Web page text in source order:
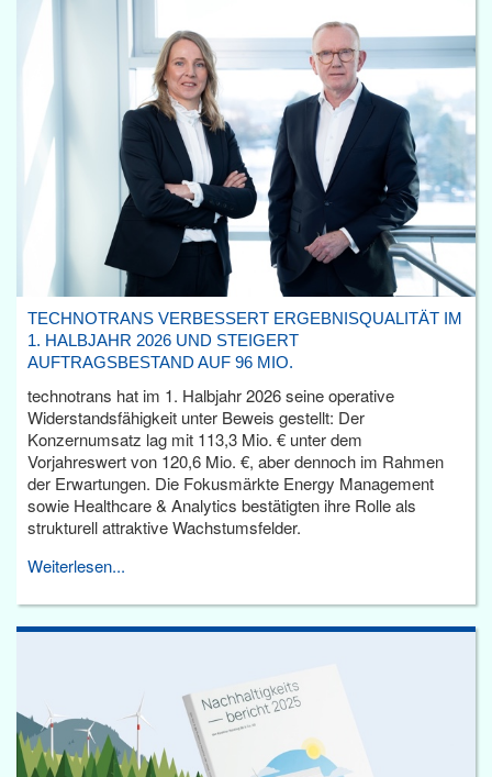
TECHNOTRANS VERBESSERT ERGEBNISQUALITÄT IM
1. HALBJAHR 2026 UND STEIGERT
AUFTRAGSBESTAND AUF 96 MIO.
technotrans hat im 1. Halbjahr 2026 seine operative
Widerstandsfähigkeit unter Beweis gestellt: Der
Konzernumsatz lag mit 113,3 Mio. € unter dem
Vorjahreswert von 120,6 Mio. €, aber dennoch im Rahmen
der Erwartungen. Die Fokusmärkte Energy Management
sowie Healthcare & Analytics bestätigten ihre Rolle als
strukturell attraktive Wachstumsfelder.
Weiterlesen...